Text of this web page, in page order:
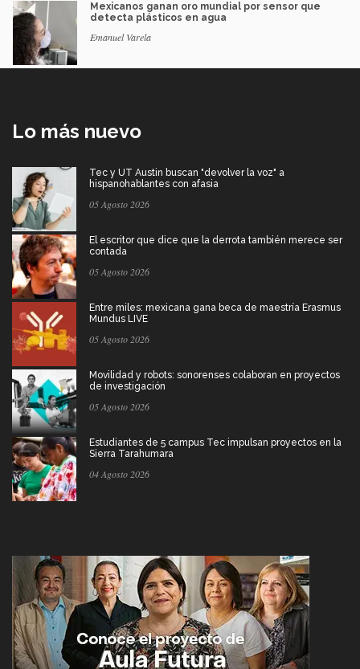
Mexicanos ganan oro mundial por sensor que
detecta plásticos en agua
Emanuel Varela
Lo más nuevo
Tec y UT Austin buscan "devolver la voz" a
hispanohablantes con afasia
05 Agosto 2026
El escritor que dice que la derrota también merece ser
contada
05 Agosto 2026
Entre miles: mexicana gana beca de maestría Erasmus
Mundus LIVE
05 Agosto 2026
Movilidad y robots: sonorenses colaboran en proyectos
de investigación
05 Agosto 2026
Estudiantes de 5 campus Tec impulsan proyectos en la
Sierra Tarahumara
04 Agosto 2026